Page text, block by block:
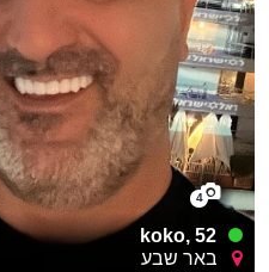
4
באר שבע